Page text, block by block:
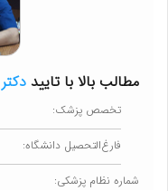
مطالب بالا با تایید
تخصص پزشک:
فارغ‌التحصیل دانشگاه:
شماره نظام پزشکی: